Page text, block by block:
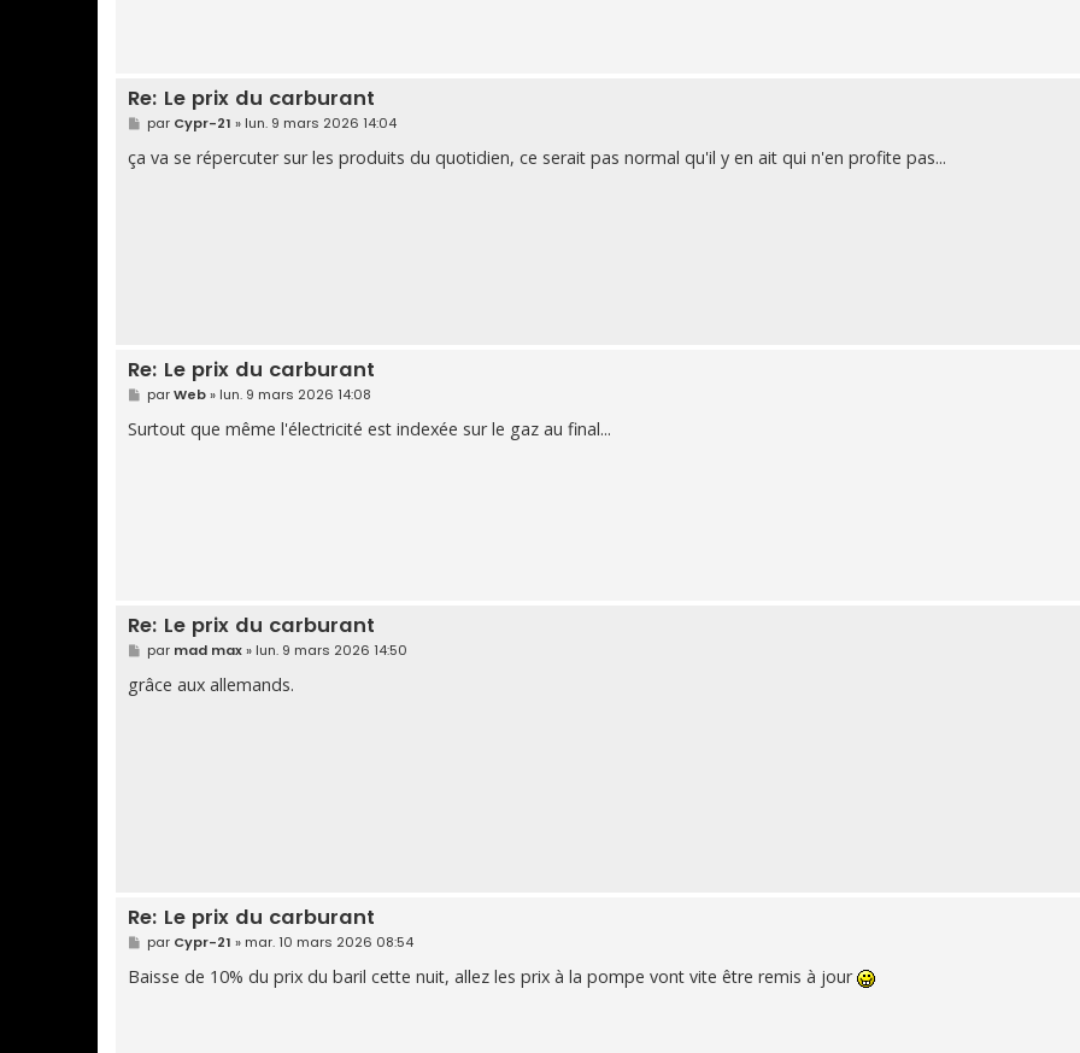
Re: Le prix du carburant
M
e
s
s
par Cypr-21 » lun. 9 mars 2026 14:04
ça va se répercuter sur les produits du quotidien, ce serait pas normal qu'il y en ait qui n'en profite pas...
Re: Le prix du carburant
M
e
s
s
parWeb» lun. 9 mars 2026 14:08
Surtout que même l'électricité est indexée sur le gaz au final...
Re: Le prix du carburant
M
e
s
s
par mad max» lun. 9 mars 2026 14:50
grâce aux allemands.
Re: Le prix du carburant
M
e
s
s
par Cypr-21 » mar. 10 mars 2026 08:54
Baisse de 10% du prix du baril cette nuit, allez les prix à la pompe vont vite être remis à jour